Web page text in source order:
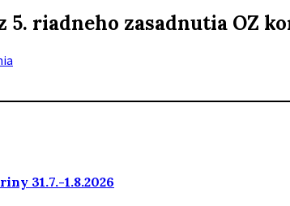
5. riadneho zasadnutia OZ
31.7.-1.8.2026